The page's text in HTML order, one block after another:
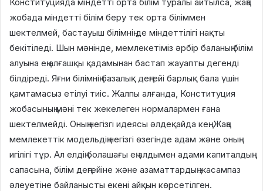
жобада міндетті білім беру тек орта біліммен
шектелмей, бастауыш білімнің де міндеттілігі нақты
бекітіледі. Шын мәнінде, мемлекетіміз әрбір баланың білім
алуына ең алғашқы қадамынан бастап жауапты дегенді
білдіреді. Яғни білімнің базалық деңгейі барлық бала үшін
қамтамасыз етілуі тиіс. Жалпы алғанда, Конституция
жобасының мәні тек жекелеген нормалармен ғана
шектелмейді. Оның негізгі идеясы әлдеқайда кең. Жаңа
мемлекеттік модельдің негізгі өзегінде адам және оның
игілігі тұр. Ал елдің болашағы ең алдымен адами капиталдың
сапасына, білім деңгейіне және азаматтардың жасампаз
әлеуетіне байланысты екені айқын көрсетілген.